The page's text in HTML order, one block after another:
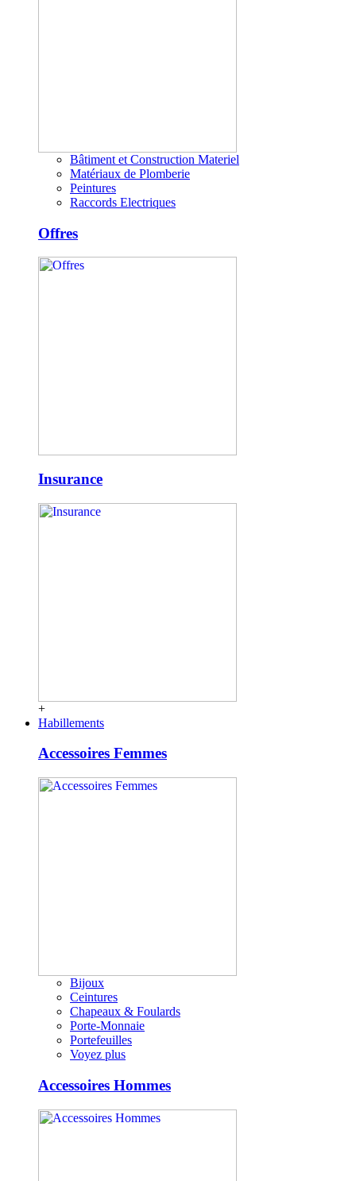
Bâtiment et Construction Materiel
Matériaux de Plomberie
Peintures
Raccords Electriques
Offres
Insurance
+
Habillements
Accessoires Femmes
Bijoux
Ceintures
Chapeaux & Foulards
Porte-Monnaie
Portefeuilles
Voyez plus
Accessoires Hommes